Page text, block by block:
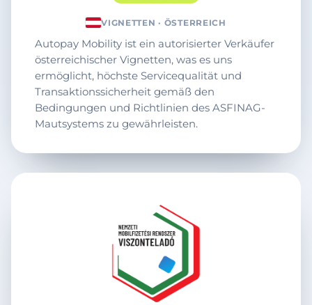
VIGNETTEN · ÖSTERREICH
Autopay Mobility ist ein autorisierter Verkäufer
österreichischer Vignetten, was es uns
ermöglicht, höchste Servicequalität und
Transaktionssicherheit gemäß den
Bedingungen und Richtlinien des ASFINAG-
Mautsystems zu gewährleisten.